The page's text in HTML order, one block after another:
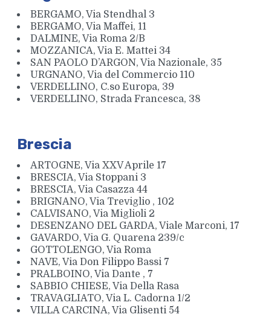
BERGAMO, Via Stendhal 3
BERGAMO, Via Maffei, 11
DALMINE, Via Roma 2/B
MOZZANICA, Via E. Mattei 34
SAN PAOLO D’ARGON, Via Nazionale, 35
URGNANO, Via del Commercio 110
VERDELLINO, C.so Europa, 39
VERDELLINO, Strada Francesca, 38
Brescia
ARTOGNE, Via XXV Aprile 17
BRESCIA, Via Stoppani 3
BRESCIA, Via Casazza 44
BRIGNANO, Via Treviglio , 102
CALVISANO, Via Miglioli 2
DESENZANO DEL GARDA, Viale Marconi, 17
GAVARDO, Via G. Quarena 239/c
GOTTOLENGO, Via Roma
NAVE, Via Don Filippo Bassi 7
PRALBOINO, Via Dante , 7
SABBIO CHIESE, Via Della Rasa
TRAVAGLIATO, Via L. Cadorna 1/2
VILLA CARCINA, Via Glisenti 54